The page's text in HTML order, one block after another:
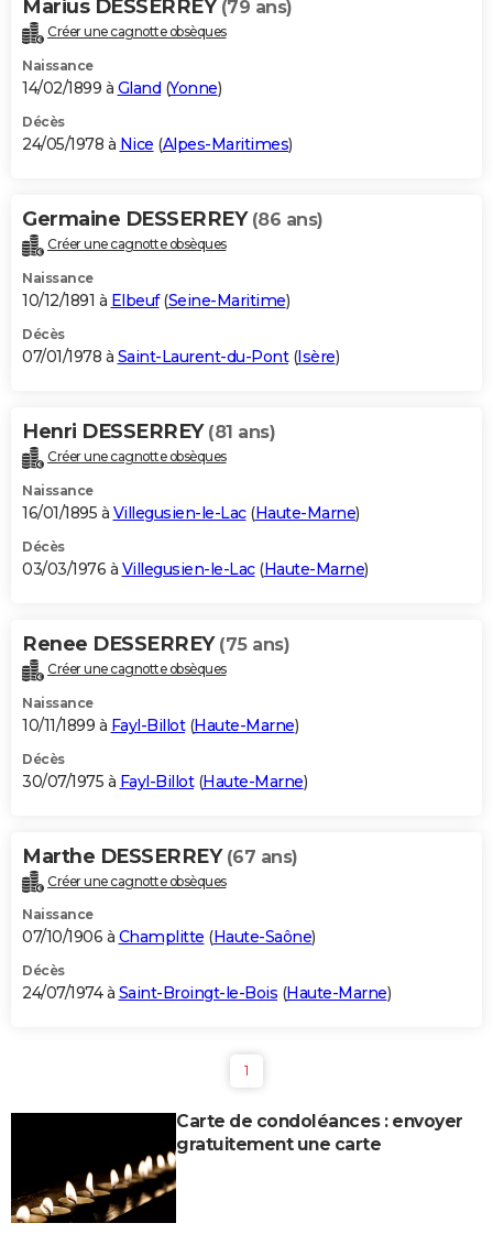
Marius DESSERREY (79 ans)
Créer une cagnotte obsèques
Naissance
14/02/1899 à Gland (Yonne)
Décès
24/05/1978 à Nice (Alpes-Maritimes)
Germaine DESSERREY (86 ans)
Créer une cagnotte obsèques
Naissance
10/12/1891 à Elbeuf(Seine-Maritime)
Décès
07/01/1978 à Saint-Laurent-du-Pont(Isère)
Henri DESSERREY (81 ans)
Créer une cagnotte obsèques
Naissance
16/01/1895 à Villegusien-le-Lac(Haute-Marne)
Décès
03/03/1976 à Villegusien-le-Lac(Haute-Marne)
Renee DESSERREY (75 ans)
Créer une cagnotte obsèques
Naissance
10/11/1899 à Fayl-Billot(Haute-Marne)
Décès
30/07/1975 à Fayl-Billot(Haute-Marne)
Marthe DESSERREY (67 ans)
Créer une cagnotte obsèques
Naissance
07/10/1906 à Champlitte (Haute-Saône)
Décès
24/07/1974 à Saint-Broingt-le-Bois (Haute-Marne)
1
Carte de condoléances : envoyer
gratuitement une carte